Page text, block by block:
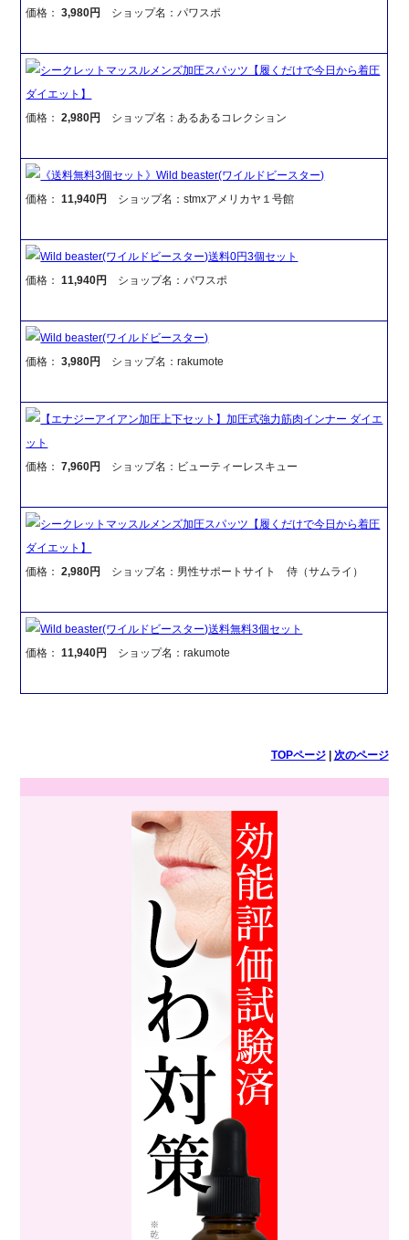
価格：3,980円 ショップ名：パワスポ
シークレットマッスルメンズ加圧スパッツ【履くだけで今日から着圧
ダイエット】
価格：2,980円 ショップ名：あるあるコレクション
《送料無料3個セット》Wild beaster(ワイルドビースター)
価格：11,940円 ショップ名：stmxアメリカヤ１号館
Wild beaster(ワイルドビースター)送料0円3個セット
価格：11,940円 ショップ名：パワスポ
Wild beaster(ワイルドビースター)
価格：3,980円 ショップ名：rakumote
【エナジーアイアン加圧上下セット】加圧式強力筋肉インナー ダイエ
ット
価格：7,960円 ショップ名：ビューティーレスキュー
シークレットマッスルメンズ加圧スパッツ【履くだけで今日から着圧
ダイエット】
価格：2,980円 ショップ名：男性サポートサイト 侍（サムライ）
Wild beaster(ワイルドビースター)送料無料3個セット
価格：11,940円 ショップ名：rakumote
TOPページ| 次のページ